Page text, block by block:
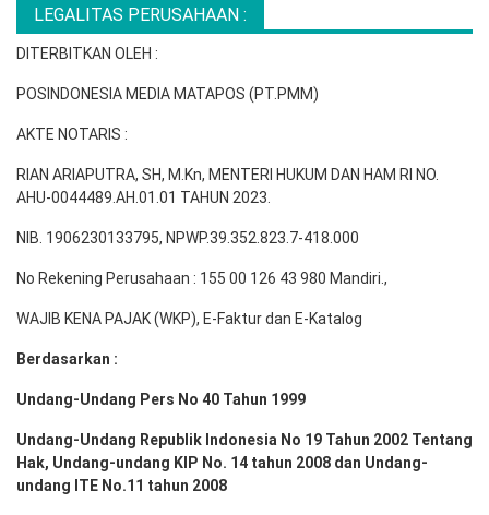
LEGALITAS PERUSAHAAN :
DITERBITKAN OLEH :
POSINDONESIA MEDIA MATAPOS (PT.PMM)
AKTE NOTARIS :
RIAN ARIAPUTRA, SH, M.Kn, MENTERI HUKUM DAN HAM RI NO.
AHU-0044489.AH.01.01 TAHUN 2023.
NIB. 1906230133795, NPWP.39.352.823.7-418.000
No Rekening Perusahaan : 155 00 126 43 980 Mandiri.,
WAJIB KENA PAJAK (WKP), E-Faktur dan E-Katalog
Berdasarkan :
Undang-Undang Pers No 40 Tahun 1999
Undang-Undang Republik Indonesia No 19 Tahun 2002 Tentang
Hak, Undang-undang KIP No. 14 tahun 2008 dan Undang-
undang ITE No.11 tahun 2008